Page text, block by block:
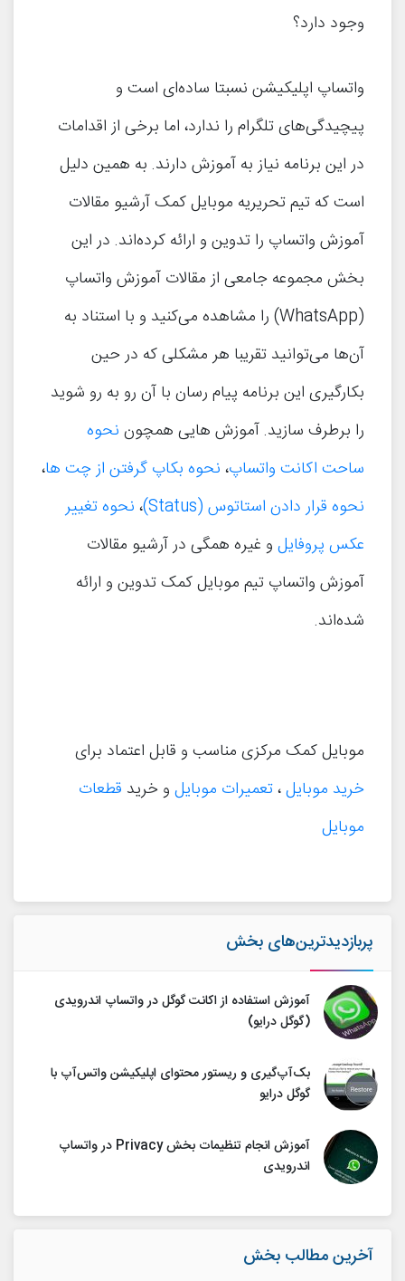
وجود دارد؟
واتساپ اپلیکیشن نسبتا ساده‌ای است و
پیچیدگی‌های تلگرام را ندارد، اما برخی از اقدامات
در این برنامه نیاز به آموزش دارند. به همین دلیل
است که تیم تحریریه موبایل کمک آرشیو مقالات
آموزش واتساپ را تدوین و ارائه کرده‌اند. در این
بخش مجموعه جامعی از مقالات آموزش واتساپ
(WhatsApp) را مشاهده می‌کنید و با استناد به
آن‌ها می‌توانید تقریبا هر مشکلی که در حین
بکارگیری این برنامه پیام رسان با آن رو به رو شوید
را برطرف سازید. آموزش هایی همچون نحوه
ساحت اکانت واتساپ، نحوه بکاپ گرفتن از چت ها،
نحوه قرار دادن استاتوس (Status)
، نحوه تغییر
عکس پروفایل و غیره همگی در آرشیو مقالات
آموزش واتساپ تیم موبایل کمک تدوین و ارائه
شده‌اند.
موبایل کمک مرکزی مناسب و قابل اعتماد برای
خرید موبایل،تعمیرات موبایل و خرید قطعات
موبایل
پربازدیدترین‌های بخش
آموزش استفاده از اکانت گوگل در واتساپ اندرویدی
(گوگل درایو)
بک‌آپ‌گیری و ریستور محتوای اپلیکیشن واتس‌آپ با
گوگل درایو
آموزش انجام تنظیمات بخش Privacy در واتساپ
اندرویدی
آخرین مطالب بخش